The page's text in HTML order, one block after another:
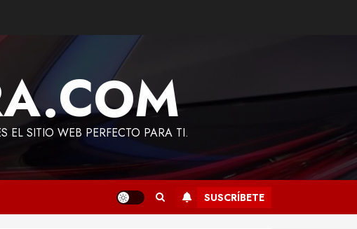
EL SITIO WEB PERFECTO PARA TI.
SUSCRÍBETE